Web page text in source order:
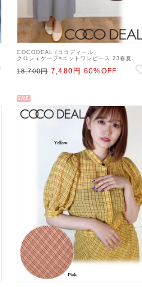
COCODEAL (ココディール）
クロシェケープ×ニットワンピース 23春夏.
18,700円 7,480円 60%OFF
SALE